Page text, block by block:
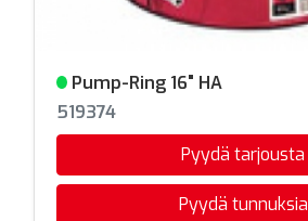
Varastossa
Pump-Ring 16" HA
519374
Pyydä tarjousta
Pyydä tunnuksia